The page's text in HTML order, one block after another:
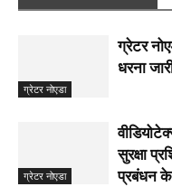
ग्रेटर नोएडा
ग्रेटर
धरना
ग्रेटर नोएडा
सुरक्षा
प्रबंधन